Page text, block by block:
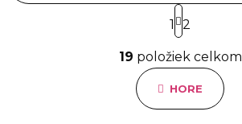
O
v
á
d
S
t
r
á
n
k
1 2
19 položiek celkom
HORE